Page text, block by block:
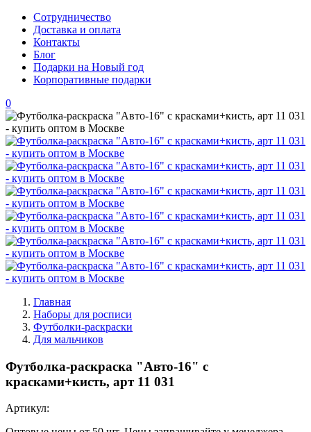
Сотрудничество
Доставка и оплата
Контакты
Блог
Подарки на Новый год
Корпоративные подарки
0
Главная
Наборы для росписи
Футболки-раскраски
Для мальчиков
Футболка-раскраска "Авто-16" с
красками+кисть, арт 11 031
Артикул: